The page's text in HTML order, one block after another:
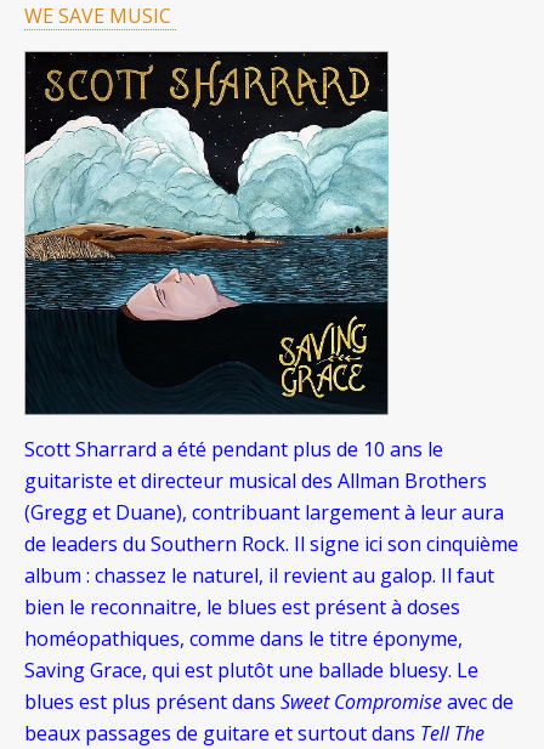
WE SAVE MUSIC
Scott Sharrard a été pendant plus de 10 ans le
guitariste et directeur musical des Allman Brothers
(Gregg et Duane), contribuant largement à leur aura
de leaders du Southern Rock. Il signe ici son cinquième
album : chassez le naturel, il revient au galop. Il faut
bien le reconnaitre, le blues est présent à doses
homéopathiques, comme dans le titre éponyme,
Saving Grace, qui est plutôt une ballade bluesy. Le
blues est plus présent dans Sweet Compromiseavec de
beaux passages de guitare et surtout dans Tell The